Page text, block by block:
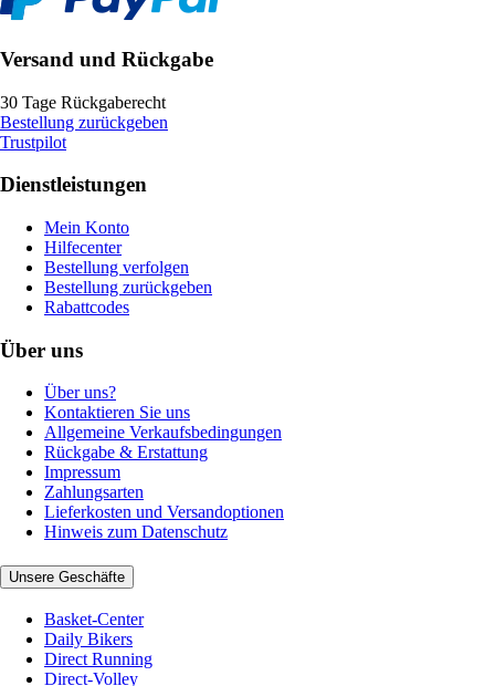
Versand und Rückgabe
30 Tage Rückgaberecht
Bestellung zurückgeben
Trustpilot
Dienstleistungen
Mein Konto
Hilfecenter
Bestellung verfolgen
Bestellung zurückgeben
Rabattcodes
Über uns
Über uns?
Kontaktieren Sie uns
Allgemeine Verkaufsbedingungen
Rückgabe & Erstattung
Impressum
Zahlungsarten
Lieferkosten und Versandoptionen
Hinweis zum Datenschutz
Unsere Geschäfte
Basket-Center
Daily Bikers
Direct Running
Direct-Volley